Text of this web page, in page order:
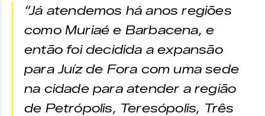
“Já atendemos há anos regiões
como Muriaé e Barbacena, e
então foi decidida a expansão
para Juíz de Fora com uma sede
na cidade para atender a região
de Petrópolis, Teresópolis, Três